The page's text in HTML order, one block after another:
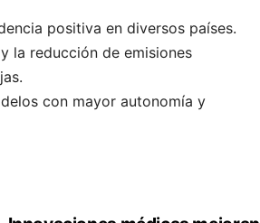
positiva en diversos países.
la reducción de emisiones
con mayor autonomía y